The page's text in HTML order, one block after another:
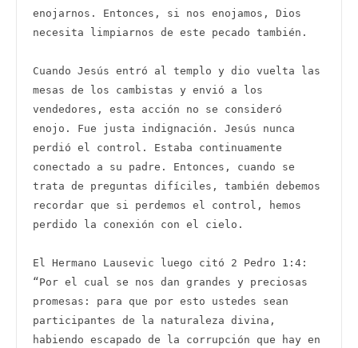
enojarnos. Entonces, si nos enojamos, Dios
necesita limpiarnos de este pecado también.
Cuando Jesús entró al templo y dio vuelta las
mesas de los cambistas y envió a los
vendedores, esta acción no se consideró
enojo. Fue justa indignación. Jesús nunca
perdió el control. Estaba continuamente
conectado a su padre. Entonces, cuando se
trata de preguntas difíciles, también debemos
recordar que si perdemos el control, hemos
perdido la conexión con el cielo.
El Hermano Lausevic luego citó 2 Pedro 1:4:
“Por el cual se nos dan grandes y preciosas
promesas: para que por esto ustedes sean
participantes de la naturaleza divina,
habiendo escapado de la corrupción que hay en